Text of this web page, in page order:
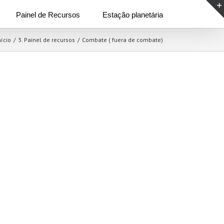
Painel de Recursos Estação planetária
/ 3. Painel de recursos / Combate ( fuera de combate)